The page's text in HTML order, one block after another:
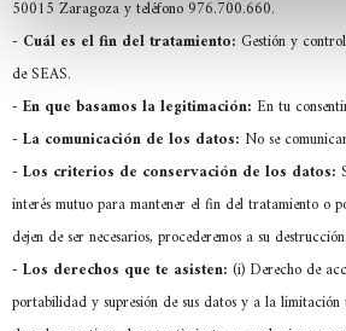
50015 Zaragoza y teléfono 976.700.660.
- Cuál es el fin del tratamiento: Gestión y
de SEAS.
- En que basamos la legitimación: En tu
- La comunicación de los datos: No se
- Los criterios de conservación de los datos:
interés mutuo para mantener el fin del tratamiento o
dejen de ser necesarios, procederemos a su destrucción.
- Los derechos que te asisten: (i) Derecho de
portabilidad y supresión de sus datos y a la